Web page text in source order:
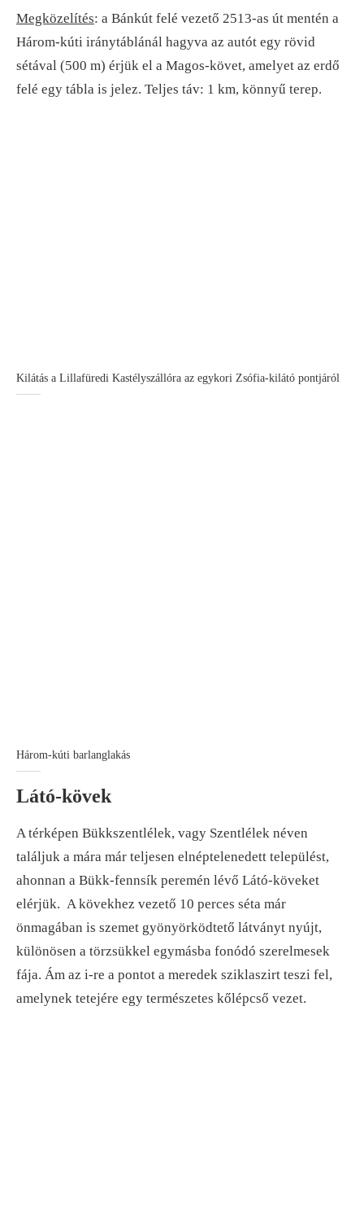
Megközelítés: a Bánkút felé vezető 2513-as út mentén a
Három-kúti iránytáblánál hagyva az autót egy rövid
sétával (500 m) érjük el a Magos-követ, amelyet az erdő
felé egy tábla is jelez. Teljes táv: 1 km, könnyű terep.
Kilátás a Lillafüredi Kastélyszállóra az egykori Zsófia-kilátó pontjáról
Három-kúti barlanglakás
Látó-kövek
A térképen Bükkszentlélek, vagy Szentlélek néven
találjuk a mára már teljesen elnéptelenedett települést,
ahonnan a Bükk-fennsík peremén lévő Látó-köveket
elérjük. A kövekhez vezető 10 perces séta már
önmagában is szemet gyönyörködtető látványt nyújt,
különösen a törzsükkel egymásba fonódó szerelmesek
fája. Ám az i-re a pontot a meredek sziklaszirt teszi fel,
amelynek tetejére egy természetes kőlépcső vezet.